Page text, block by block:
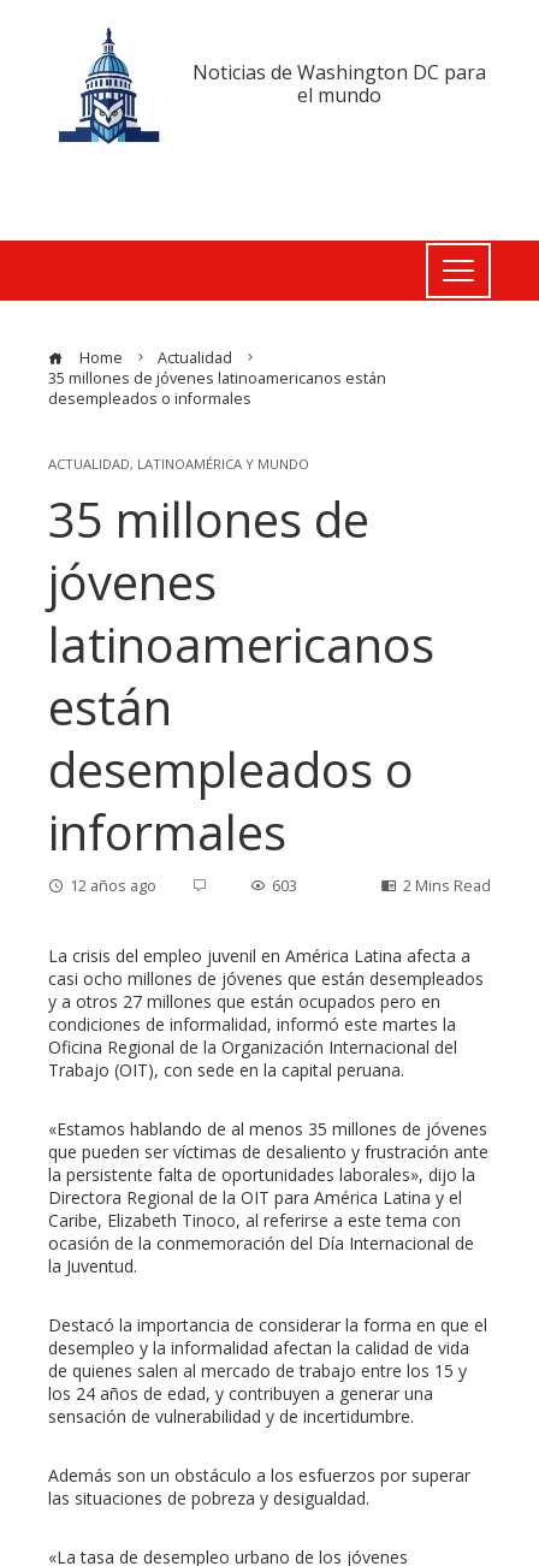
Noticias de Washington DC para
el mundo
Home
Actualidad
35 millones de jóvenes latinoamericanos están
desempleados o informales
ACTUALIDAD, LATINOAMÉRICA Y MUNDO
35 millones de
jóvenes
latinoamericanos
están
desempleados o
informales
12 años ago 603 2 Mins Read
La crisis del empleo juvenil en América Latina afecta a
casi ocho millones de jóvenes que están desempleados
y a otros 27 millones que están ocupados pero en
condiciones de informalidad, informó este martes la
Oficina Regional de la Organización Internacional del
Trabajo (OIT), con sede en la capital peruana.
«Estamos hablando de al menos 35 millones de jóvenes
que pueden ser víctimas de desaliento y frustración ante
la persistente falta de oportunidades laborales», dijo la
Directora Regional de la OIT para América Latina y el
Caribe, Elizabeth Tinoco, al referirse a este tema con
ocasión de la conmemoración del Día Internacional de
la Juventud.
Destacó la importancia de considerar la forma en que el
desempleo y la informalidad afectan la calidad de vida
de quienes salen al mercado de trabajo entre los 15 y
los 24 años de edad, y contribuyen a generar una
sensación de vulnerabilidad y de incertidumbre.
Además son un obstáculo a los esfuerzos por superar
las situaciones de pobreza y desigualdad.
«La tasa de desempleo urbano de los jóvenes